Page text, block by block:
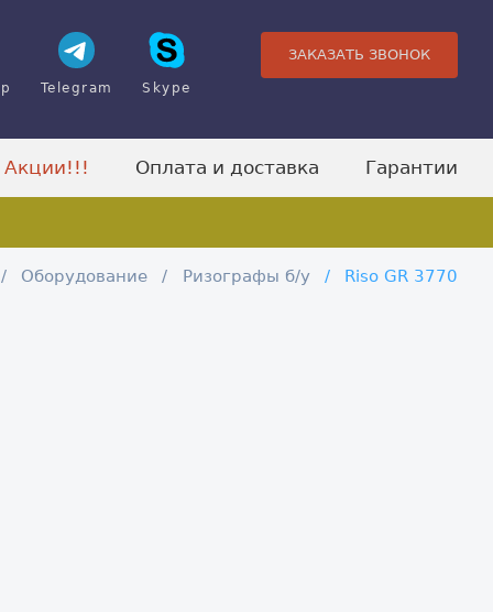
Telegram Skype
ЗАКАЗАТЬ ЗВОНОК
Акции!!! Оплата и доставка Гарантии
Оборудование Ризографы б/у Riso GR 3770